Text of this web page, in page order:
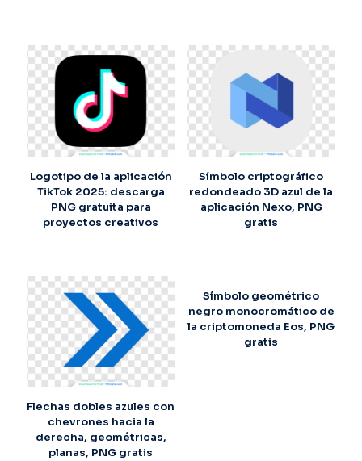
Logotipo de la aplicación
TikTok 2025: descarga
PNG gratuita para
proyectos creativos
Símbolo criptográfico
redondeado 3D azul de la
aplicación Nexo, PNG
gratis
Flechas dobles azules con
chevrones hacia la
derecha, geométricas,
planas, PNG gratis
Símbolo geométrico
negro monocromático de
la criptomoneda Eos, PNG
gratis